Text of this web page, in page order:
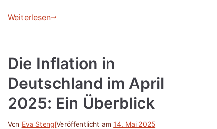
Weiterlesen
Die Inflation in
Deutschland im April
2025: Ein Überblick
Von Eva StenglVeröffentlicht am14. Mai 2025